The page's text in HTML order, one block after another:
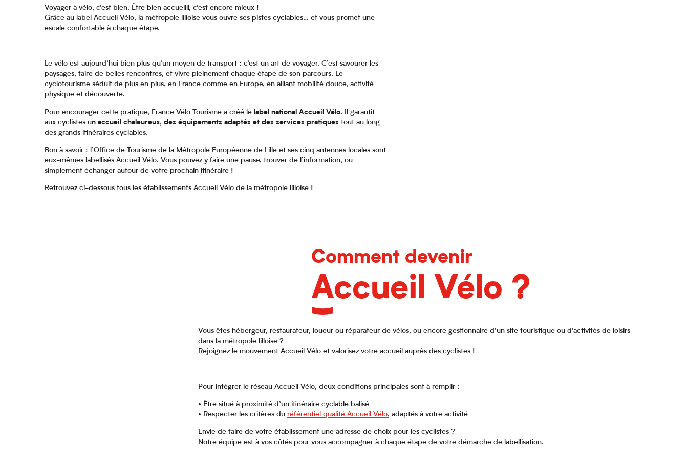
Voyager à vélo, c’est bien. Être bien accueilli, c’est encore mieux !
Grâce au label Accueil Vélo, la métropole lilloise vous ouvre ses pistes cyclables… et vous promet une
escale confortable à chaque étape.
Le vélo est aujourd’hui bien plus qu’un moyen de transport : c’est un art de voyager. C’est savourer les
paysages, faire de belles rencontres, et vivre pleinement chaque étape de son parcours. Le
cyclotourisme séduit de plus en plus, en France comme en Europe, en alliant mobilité douce, activité
physique et découverte.
Pour encourager cette pratique, France Vélo Tourisme a créé le label national Accueil Vélo. Il garantit
aux cyclistes un accueil chaleureux, des équipements adaptés et des services pratiques tout au long
des grands itinéraires cyclables.
Bon à savoir : l’Office de Tourisme de la Métropole Européenne de Lille et ses cinq antennes locales sont
eux-mêmes labellisés Accueil Vélo. Vous pouvez y faire une pause, trouver de l’information, ou
simplement échanger autour de votre prochain itinéraire !
Retrouvez ci-dessous tous les établissements Accueil Vélo de la métropole lilloise !
Comment devenir
Accueil Vélo ?
Vous êtes hébergeur, restaurateur, loueur ou réparateur de vélos, ou encore gestionnaire d’un site touristique ou d’activités de loisirs
dans la métropole lilloise ?
Rejoignez le mouvement Accueil Vélo et valorisez votre accueil auprès des cyclistes !
Pour intégrer le réseau Accueil Vélo, deux conditions principales sont à remplir :
• Être situé à proximité d’un itinéraire cyclable balisé
• Respecter les critères du référentiel qualité Accueil Vélo, adaptés à votre activité
Envie de faire de votre établissement une adresse de choix pour les cyclistes ?
Notre équipe est à vos côtés pour vous accompagner à chaque étape de votre démarche de labellisation.